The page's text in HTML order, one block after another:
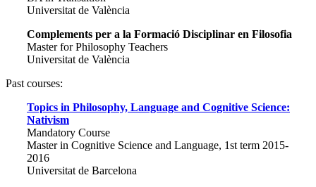
Universitat de València
Complements per a la Formació Disciplinar en Filosofia
Master for Philosophy Teachers
Universitat de València
Past courses:
Topics in Philosophy, Language and Cognitive Science:
Nativism
Mandatory Course
Master in Cognitive Science and Language, 1st term 2015-
2016
Universitat de Barcelona